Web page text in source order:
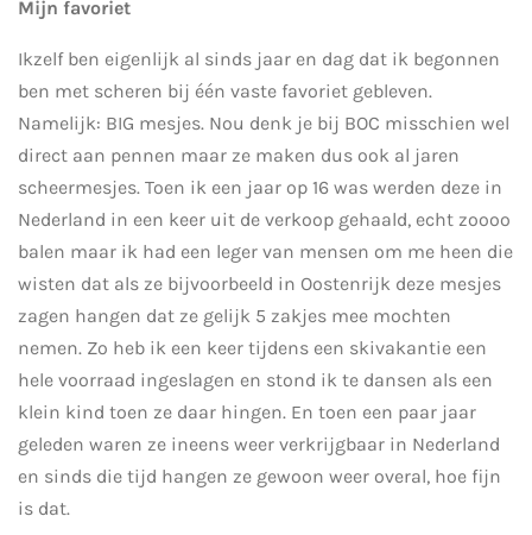
Mijn favoriet
Ikzelf ben eigenlijk al sinds jaar en dag dat ik begonnen
ben met scheren bij één vaste favoriet gebleven.
Namelijk: BIG mesjes. Nou denk je bij BOC misschien wel
direct aan pennen maar ze maken dus ook al jaren
scheermesjes. Toen ik een jaar op 16 was werden deze in
Nederland in een keer uit de verkoop gehaald, echt zoooo
balen maar ik had een leger van mensen om me heen die
wisten dat als ze bijvoorbeeld in Oostenrijk deze mesjes
zagen hangen dat ze gelijk 5 zakjes mee mochten
nemen. Zo heb ik een keer tijdens een skivakantie een
hele voorraad ingeslagen en stond ik te dansen als een
klein kind toen ze daar hingen. En toen een paar jaar
geleden waren ze ineens weer verkrijgbaar in Nederland
en sinds die tijd hangen ze gewoon weer overal, hoe fijn
is dat.